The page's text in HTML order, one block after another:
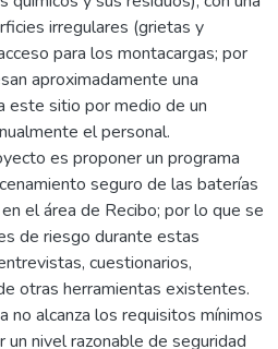
irregulares (grietas y
para los montacargas; por
aproximadamente una
este sitio por medio de un
el personal.
es proponer un programa
seguro de las baterías
el área de Recibo; por lo que se
de riesgo durante estas
cuestionarios,
otras herramientas existentes.
no alcanza los requisitos mínimos
nivel razonable de seguridad